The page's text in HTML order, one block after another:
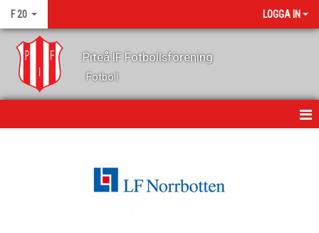
F 20 LOGGA IN
Piteå IF Fotbollsförening
Fotboll